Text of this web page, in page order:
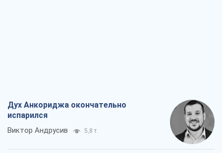
Дух Анкориджа окончательно
испарился
Виктор Андрусив 5,8 т.